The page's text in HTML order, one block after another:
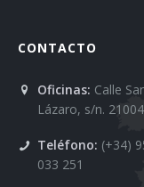
CONTACTO
Oficinas: Calle
Lázaro, s/n.
Teléfono: (+34)
033 251